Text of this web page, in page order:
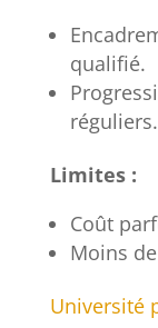
qualifié.
réguliers.
Limites :
Coût
Moins
Université